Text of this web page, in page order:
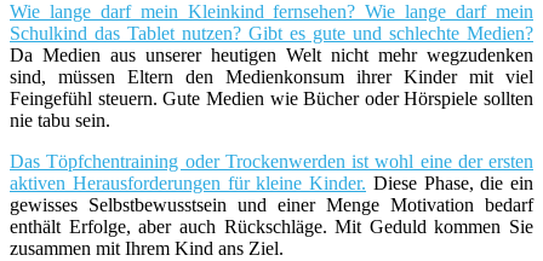
Wie lange darf mein Kleinkind fernsehen? Wie lange darf mein
Schulkind das Tablet nutzen? Gibt es gute und schlechte Medien?
Da Medien aus unserer heutigen Welt nicht mehr wegzudenken
sind, müssen Eltern den Medienkonsum ihrer Kinder mit viel
Feingefühl steuern. Gute Medien wie Bücher oder Hörspiele sollten
nie tabu sein.
Das Töpfchentraining oder Trockenwerden ist wohl eine der ersten
aktiven Herausforderungen für kleine Kinder. Diese Phase, die ein
gewisses Selbstbewusstsein und einer Menge Motivation bedarf
enthält Erfolge, aber auch Rückschläge. Mit Geduld kommen Sie
zusammen mit Ihrem Kind ans Ziel.